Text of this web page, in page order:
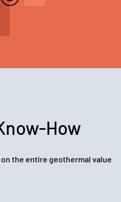
How
the entire geothermal value